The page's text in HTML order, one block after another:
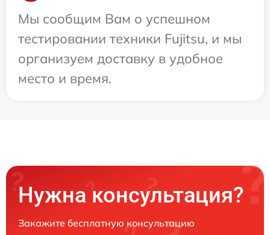
Мы сообщим Вам о успешном
тестировании техники Fujitsu, и мы
организуем доставку в удобное
место и время.
Нужна консультация?
Закажите бесплатную консультацию